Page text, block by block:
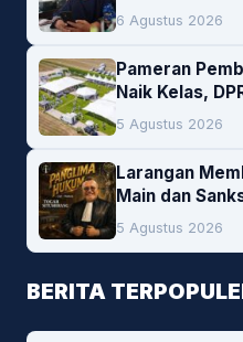
6 Agustus 2026
Pameran
Naik Kelas,
Lokal Jadi
5 Agustus 2026
Larangan
Main dan
5 Agustus 2026
BERITA